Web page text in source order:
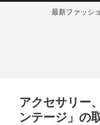
最新ファッシ
アクセサリー
ンテージ」の